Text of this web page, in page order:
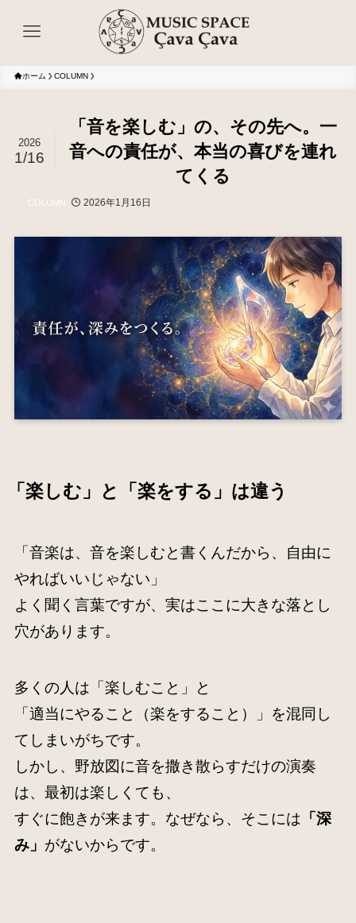
ホーム COLUMN
「音を楽しむ」の、その先へ。一
音への責任が、本当の喜びを連れ
てくる
2026
1/16
COLUMN 2026年1月16日
「楽しむ」と「楽をする」は違う
「音楽は、音を楽しむと書くんだから、自由に
やればいいじゃない」
よく聞く言葉ですが、実はここに大きな落とし
穴があります。
多くの人は「楽しむこと」と
「適当にやること（楽をすること）」を混同し
てしまいがちです。
しかし、野放図に音を撒き散らすだけの演奏
は、最初は楽しくても、
すぐに飽きが来ます。なぜなら、そこには 「深
み」 がないからです。